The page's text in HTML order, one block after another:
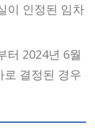
이 인정된 임차
터 2024년 6월
결정된 경우